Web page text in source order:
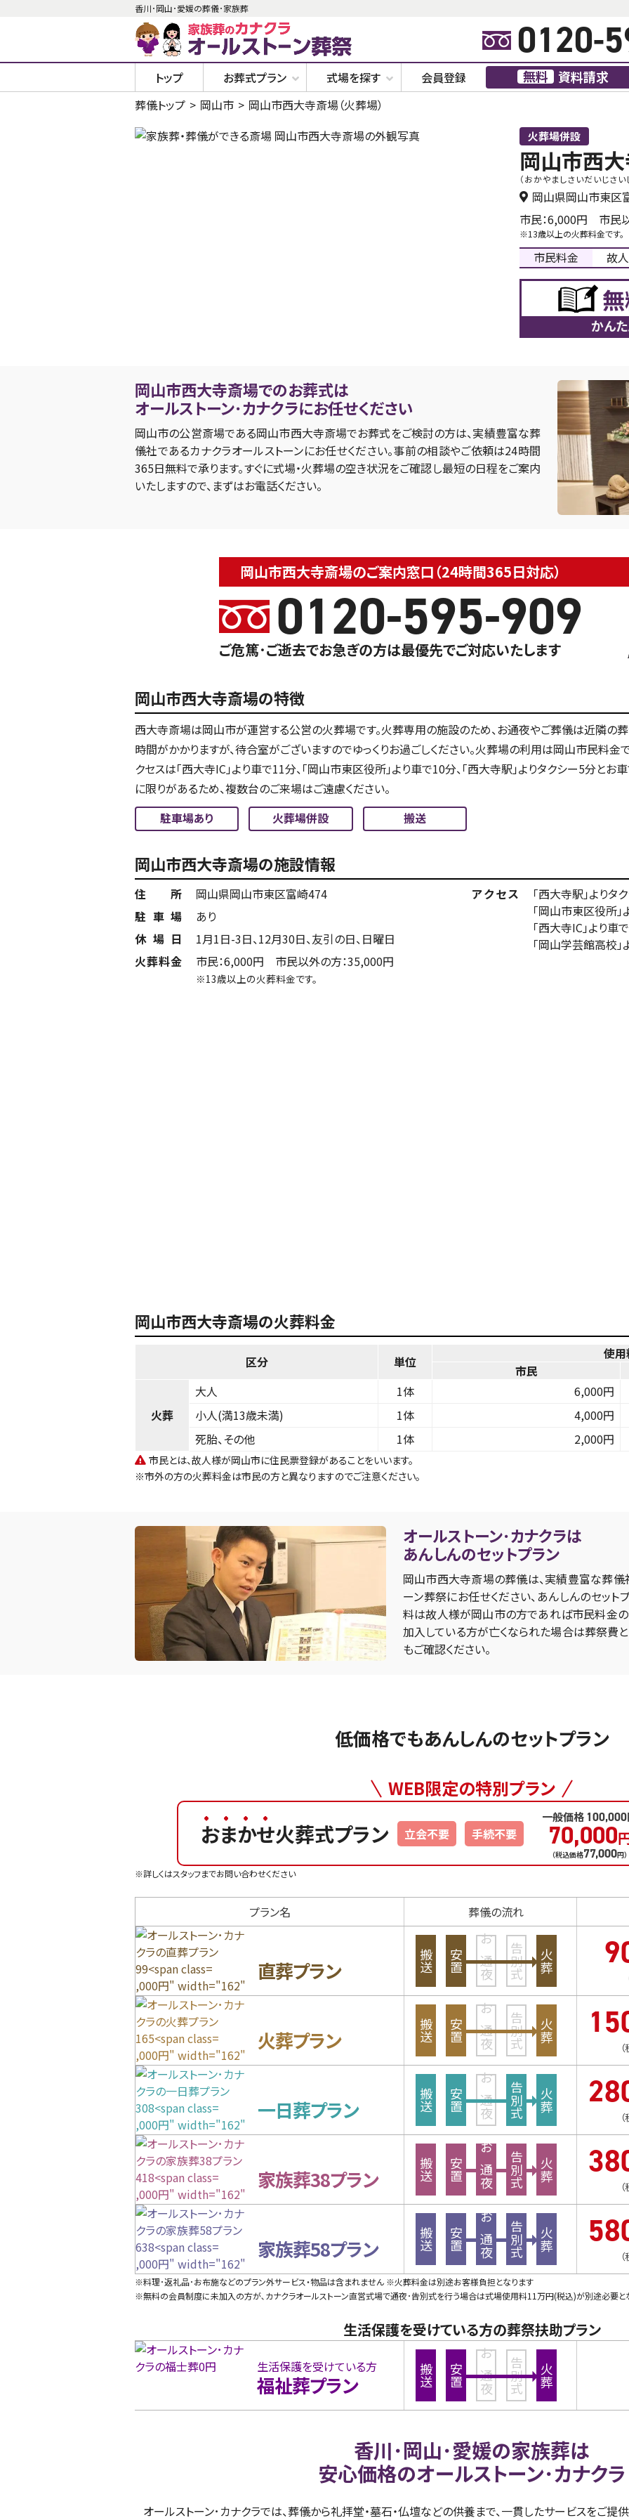
香川･岡山･愛媛の葬儀･家族葬
0120-
トップ お葬式プラン 式場を探す 会員登録 無料 資料請求
葬儀トップ 岡山市 岡山市西大寺斎場（火葬場）
火葬場併設
岡山市西
（おかやましさいだいじさい
岡山県岡山市東区
市民：6,000円 市民
※13歳以上の火葬料金です。
市民料金 故
かん
岡山市西大寺斎場でのお葬式は
オールストーン･カナクラにお任せください
岡山市の公営斎場である岡山市西大寺斎場でお葬式をご検討の方は、実績豊富な葬
儀社であるカナクラオールストーンにお任せください。事前の相談やご依頼は24時間
365日無料で承ります。すぐに式場・火葬場の空き状況をご確認し最短の日程をご案内
いたしますので、まずはお電話ください。
岡山市西大寺斎場のご案内窓口（24時間365日対応）
0120-595-909
ご危篤･ご逝去でお急ぎの方は最優先でご対応いたします
岡山市西大寺斎場の特徴
西大寺斎場は岡山市が運営する公営の火葬場です。火葬専用の施設のため、お通夜やご葬儀は近隣の
時間がかかりますが、待合室がございますのでゆっくりお過ごしください。火葬場の利用は岡山市民料金
クセスは「西大寺IC」より車で11分、「岡山市東区役所」より車で10分、「西大寺駅」よりタクシー5分と
に限りがあるため、複数台のご来場はご遠慮ください。
駐車場あり
火葬場併設 搬送
岡山市西大寺斎場の施設情報
住所
岡山県岡山市東区富崎474
駐車場
あり
休場日
1月1日-3日、12月30日、友引の日、日曜日
火葬料金
市民：6,000円 市民以外の方：35,000円
※13歳以上の火葬料金です。
アクセス
「西大寺駅」よりタ
「岡山市東区役所
「西大寺IC」より車
「岡山学芸館高校
岡山市西大寺斎場の火葬料金
区分 単位
使用
市民
火葬
大人 1体 6,000円
小人(満13歳未満)
1体 4,000円
死胎、その他
1体 2,000円
市民とは、故人様が岡山市に住民票登録があることをいいます。
※市外の方の火葬料金は市民の方と異なりますのでご注意ください。
オールストーン･カナクラは
あんしんのセットプラン
岡山市西大寺斎場の葬儀は、実績豊富な葬儀
ーン葬祭にお任せください、あんしんのセット
料は故人様が岡山市の方であれば市民料金
加入している方が亡くなられた場合は葬祭費
もご確認ください。
低価格でもあんしんのセットプラン
WEB限定の特別プラン
おまかせ火葬式プラン 立会不要 手続不要
一般価格 100,000
70,000
（税込価格77,000円）
※詳しくはスタッフまでお問い合わせください
プラン名 葬儀の流れ
,000円" width="162"
height="98"
loading="lazy">
直葬プラン 搬送 安置 お通夜 告別式 火葬
,000円" width="162"
height="98"
loading="lazy">
火葬プラン 搬送 安置 お通夜 告別式 火葬
,000円" width="162"
height="98"
loading="lazy">
一日葬プラン 搬送 安置 お通夜 告別式 火葬
,000円" width="162"
height="98"
loading="lazy">
家族葬38プラン 搬送 安置 お通夜 告別式 火葬
,000円" width="162"
height="98"
loading="lazy">
家族葬58プラン 搬送 安置 お通夜 告別式 火葬
※料理･返礼品･お布施などのプラン外サービス・物品は含まれません ※火葬料金は別途お客様負担となります
※無料の会員制度に未加入の方が､カナクラオールストーン直営式場で通夜･告別式を行う場合は式場使用料11万円(税込)が別途必要と
生活保護を受けている方の葬祭扶助プラン
生活保護を受けている方
福祉葬プラン 搬送 安置 お通夜 告別式 火葬
香川･岡山･愛媛の家族葬は
安心価格のオールストーン･カナクラ
オールストーン･カナクラでは、葬儀から礼拝堂・墓石・仏壇などの供養まで、一貫したサービスをご提